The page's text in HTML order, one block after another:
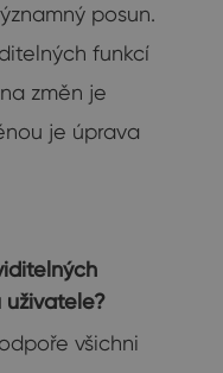
posun.
funkcí
změn je
je úprava
uživatele?
všichni